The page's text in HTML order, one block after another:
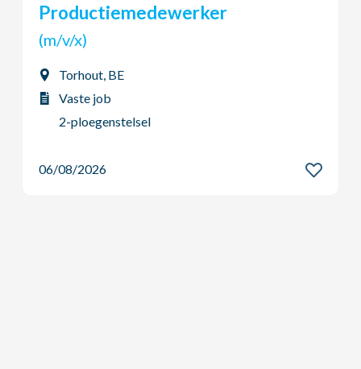
Chauffeur B
(m/v/x)
Vilvoorde, BE
Vaste job
Dag - Voltijds
06/08/2026